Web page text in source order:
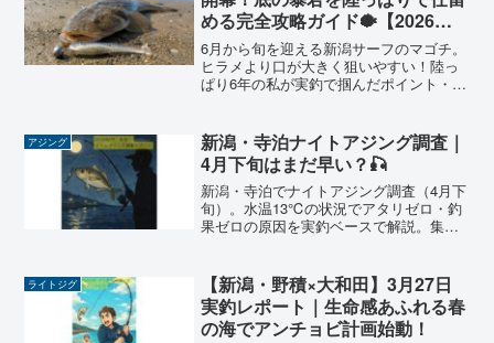
める完全攻略ガイド🐡【2026年
版】
6月から旬を迎える新潟サーフのマゴチ。
ヒラメより口が大きく狙いやすい！陸っ
ぱり6年の私が実釣で掴んだポイント・ル
アジング
新潟・寺泊ナイトアジング調査｜
4月下旬はまだ早い？🎣
新潟・寺泊でナイトアジング調査（4月下
旬）。水温13℃の状況でアタリゼロ・釣
果ゼロの原因を実釣ベースで解説。集魚
ライトジグ
【新潟・野積×大和田】3月27日
実釣レポート｜生命感あふれる春
の海でアンチョビ計画始動！